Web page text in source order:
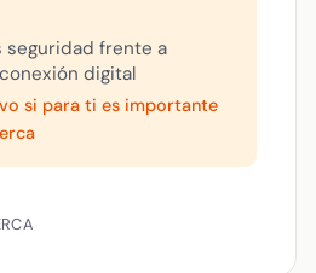
seguridad frente a
digital
si para ti es importante